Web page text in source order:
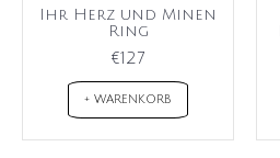
Ihr Herz und Minen
Ring
€127
+ WARENKORB